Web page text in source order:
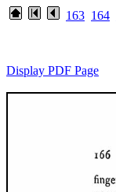
163 164
Display PDF Page